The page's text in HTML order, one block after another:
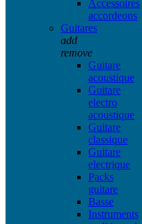
Accessoires
accordeons
Guitares
add
remove
Guitare
acoustique
Guitare
electro
acoustique
Guitare
classique
Guitare
electrique
Packs
guitare
Basse
Instruments